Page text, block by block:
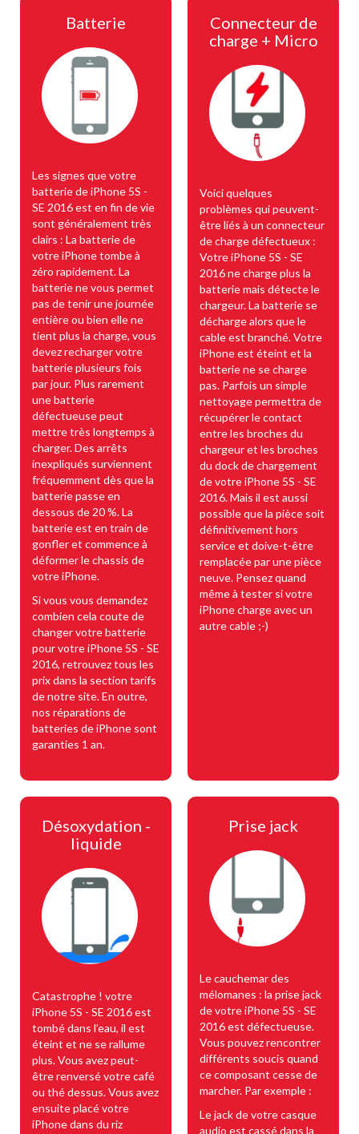
Batterie
Les signes que votre
batterie de iPhone 5S -
SE 2016 est en fin de vie
sont généralement très
clairs : La batterie de
votre iPhone tombe à
zéro rapidement. La
batterie ne vous permet
pas de tenir une journée
entière ou bien elle ne
tient plus la charge, vous
devez recharger votre
batterie plusieurs fois
par jour. Plus rarement
une batterie
défectueuse peut
mettre très longtemps à
charger. Des arrêts
inexpliqués surviennent
fréquemment dès que la
batterie passe en
dessous de 20 %. La
batterie est en train de
gonfler et commence à
déformer le chassis de
votre iPhone.
Si vous vous demandez
combien cela coute de
changer votre batterie
pour votre iPhone 5S - SE
2016, retrouvez tous les
prix dans la section tarifs
de notre site. En outre,
nos réparations de
batteries de iPhone sont
garanties 1 an.
Connecteur de
charge + Micro
Voici quelques
problèmes qui peuvent-
être liés à un connecteur
de charge défectueux :
Votre iPhone 5S - SE
2016 ne charge plus la
batterie mais détecte le
chargeur. La batterie se
décharge alors que le
cable est branché. Votre
iPhone est éteint et la
batterie ne se charge
pas. Parfois un simple
nettoyage permettra de
récupérer le contact
entre les broches du
chargeur et les broches
du dock de chargement
de votre iPhone 5S - SE
2016. Mais il est aussi
possible que la pièce soit
définitivement hors
service et doive-t-être
remplacée par une pièce
neuve. Pensez quand
même à tester si votre
iPhone charge avec un
autre cable ;-)
Désoxydation -
liquide
Catastrophe ! votre
iPhone 5S - SE 2016 est
tombé dans l’eau, il est
éteint et ne se rallume
plus. Vous avez peut-
être renversé votre café
ou thé dessus. Vous avez
ensuite placé votre
iPhone dans du riz
Prise jack
Le cauchemar des
mélomanes : la prise jack
de votre iPhone 5S - SE
2016 est défectueuse.
Vous pouvez rencontrer
différents soucis quand
ce composant cesse de
marcher. Par exemple :
Le jack de votre casque
audio est cassé dans la